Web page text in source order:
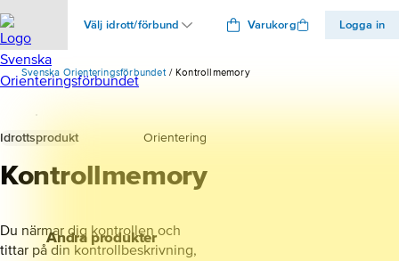
Välj idrott/förbund Varukorg Logga in
Svenska Orienteringsförbundet Kontrollmemory
Idrottsprodukt Orientering
Kontrollmemory
Du närmar dig kontrollen och
tittar på din kontrollbeskrivning,
Andra produkter